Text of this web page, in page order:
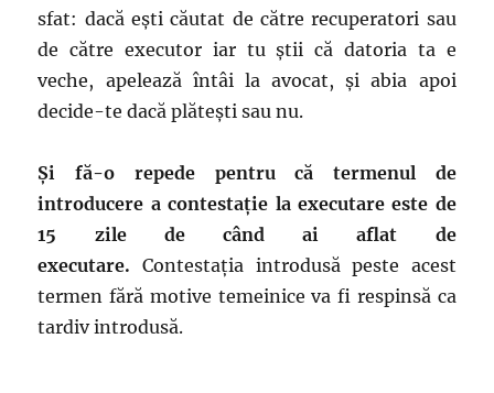
sfat: dacă ești căutat de către recuperatori sau
de către executor iar tu știi că datoria ta e
veche, apelează întâi la avocat, și abia apoi
decide-te dacă plătești sau nu.
Și fă-o repede pentru că termenul de
introducere a contestație la executare este de
15 zile de când ai aflat de
executare. Contestația introdusă peste acest
termen fără motive temeinice va fi respinsă ca
tardiv introdusă.